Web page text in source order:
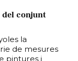
del conjunt
la
de mesures
pintures i